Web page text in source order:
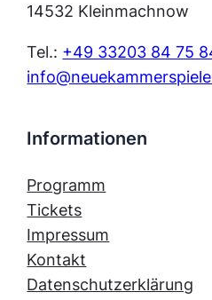
14532 Kleinmachnow
Tel.: +49 33203 84 75
Informationen
Programm
Tickets
Impressum
Kontakt
Datenschutzerklärung